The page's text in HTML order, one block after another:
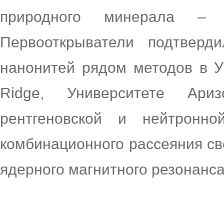
природного минерала –
Первооткрыватели
нанонитей рядом методов в
Ridge, Университете
рентгеновской и
комбинационного рассеяния
ядерного магнитного